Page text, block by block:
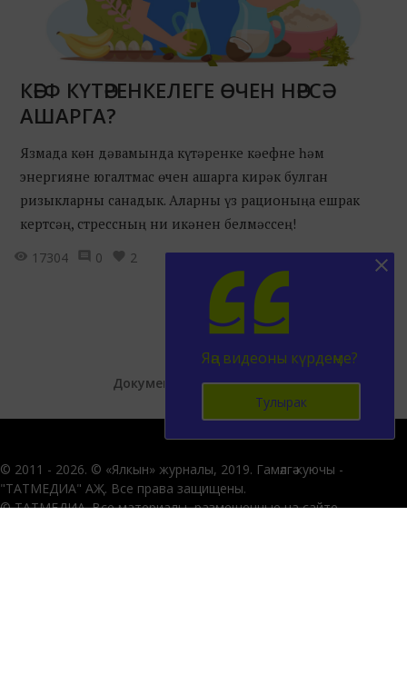
КӘЕФ КҮТӘРЕНКЕЛЕГЕ ӨЧЕН НӘРСӘ
АШАРГА?
Язмада көн дәвамында күтәренке кәефне һәм
энергияне югалтмас өчен ашарга кирәк булган
ризыкларны санадык. Аларны үз рационыңа ешрак
кертсәң, стрессның ни икәнен белмәссең!
17304
0 2
Документлар Баш бит
© 2011 - 2026. © «Ялкын» журналы, 2019. Гамәлгә куючы -
"ТАТМЕДИА" АҖ. Все права защищены.
© ТАТМЕДИА. Все материалы, размещенные на сайте,
Яңа видеоны күрдеңме?
Тулырак